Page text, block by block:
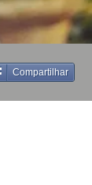
Compartilhar